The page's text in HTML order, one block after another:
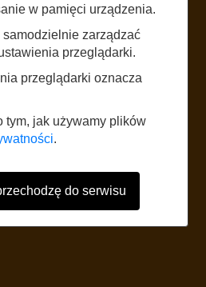
according to the standard rates of the
to have a tariff with mobile internet.
current Internet data roaming tariff table.
w pamięci urządzenia.
samodzielnie zarządzać
przeglądarki.
przeglądarki oznacza
tym, jak używamy plików
.
do serwisu